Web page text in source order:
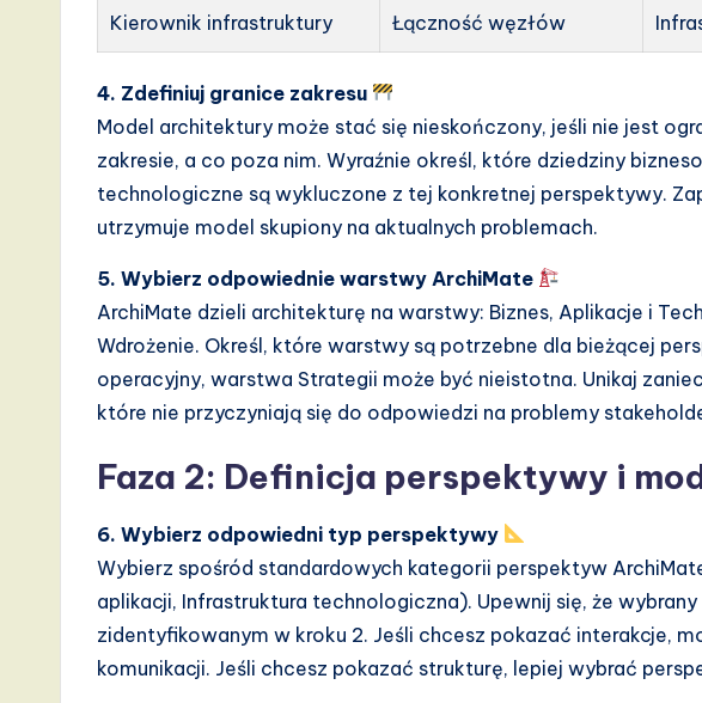
Kierownik infrastruktury Łączność węzłów
4. Zdefiniuj granice zakresu
Model architektury może stać się nieskończony, jeśli nie jest
zakresie, a co poza nim. Wyraźnie określ, które dziedziny
technologiczne są wykluczone z tej konkretnej perspektywy.
utrzymuje model skupiony na aktualnych problemach.
5. Wybierz odpowiednie warstwy ArchiMate
ArchiMate dzieli architekturę na warstwy: Biznes, Aplikacje i
Wdrożenie. Określ, które warstwy są potrzebne dla bieżącej
operacyjny, warstwa Strategii może być nieistotna. Unikaj
które nie przyczyniają się do odpowiedzi na problemy
Faza 2: Definicja perspektywy i
6. Wybierz odpowiedni typ perspektywy
Wybierz spośród standardowych kategorii perspektyw
aplikacji, Infrastruktura technologiczna). Upewnij się, że
zidentyfikowanym w kroku 2. Jeśli chcesz pokazać interakcje,
komunikacji. Jeśli chcesz pokazać strukturę, lepiej wybrać